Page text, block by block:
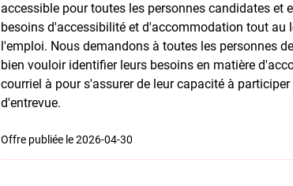
accessible pour toutes les personnes candidates et
besoins d'accessibilité et d'accommodation tout au
l'emploi. Nous demandons à toutes les personnes
bien vouloir identifier leurs besoins en matière
courriel à pour s'assurer de leur capacité à
d'entrevue.
Offre publiée le 2026-04-30